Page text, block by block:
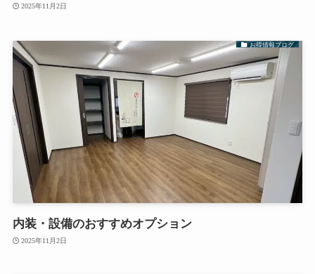
2025年11月2日
お得情報ブログ
内装・設備のおすすめオプション
2025年11月2日